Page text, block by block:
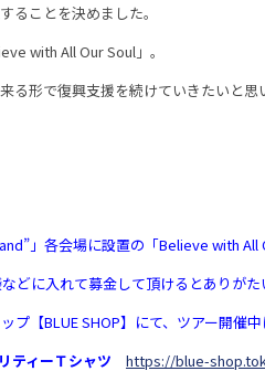
ることを決めました。
with All Our Soul」。
る形で復興支援を続けていきたいと思
」各会場に設置の「Believe with All
に入れて募金して頂けるとありがた
【BLUE SHOP】にて、ツアー開催
ィーＴシャツ https://blue-